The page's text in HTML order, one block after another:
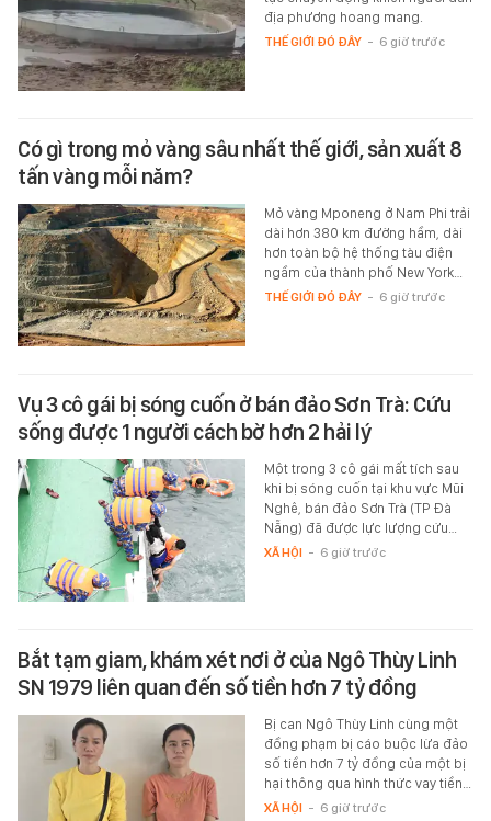
địa phương hoang mang.
THẾ GIỚI ĐÓ ĐÂY - 6 giờ trước
Có gì trong mỏ vàng sâu nhất thế giới, sản xuất 8
tấn vàng mỗi năm?
Mỏ vàng Mponeng ở Nam Phi trải
dài hơn 380 km đường hầm, dài
hơn toàn bộ hệ thống tàu điện
ngầm của thành phố New York…
THẾ GIỚI ĐÓ ĐÂY - 6 giờ trước
Vụ 3 cô gái bị sóng cuốn ở bán đảo Sơn Trà: Cứu
sống được 1 người cách bờ hơn 2 hải lý
Một trong 3 cô gái mất tích sau
khi bị sóng cuốn tại khu vực Mũi
Nghê, bán đảo Sơn Trà (TP Đà
Nẵng) đã được lực lượng cứu…
XÃ HỘI - 6 giờ trước
Bắt tạm giam, khám xét nơi ở của Ngô Thùy Linh
SN 1979 liên quan đến số tiền hơn 7 tỷ đồng
Bị can Ngô Thùy Linh cùng một
đồng phạm bị cáo buộc lừa đảo
số tiền hơn 7 tỷ đồng của một bị
hại thông qua hình thức vay tiền…
XÃ HỘI - 6 giờ trước